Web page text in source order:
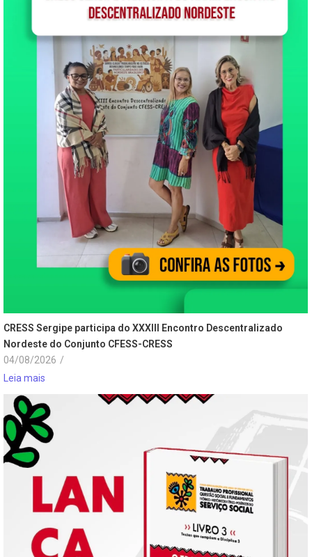
CRESS Sergipe participa do XXXIII Encontro Descentralizado
Nordeste do Conjunto CFESS-CRESS
04/08/2026 /
Leia mais